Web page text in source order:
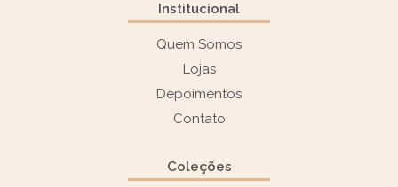
Institucional
Quem Somos
Lojas
Depoimentos
Contato
Coleções